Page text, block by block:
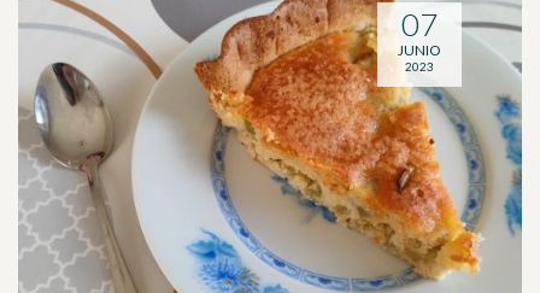
07
JUNIO
2023